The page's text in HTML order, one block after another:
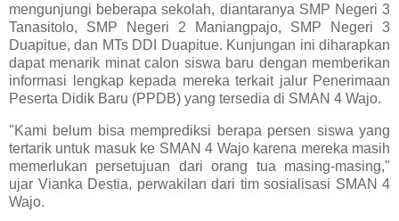
mengunjungi beberapa sekolah, diantaranya SMP Negeri 3
Tanasitolo, SMP Negeri 2 Maniangpajo, SMP Negeri 3
Duapitue, dan MTs DDI Duapitue. Kunjungan ini diharapkan
dapat menarik minat calon siswa baru dengan memberikan
informasi lengkap kepada mereka terkait jalur Penerimaan
Peserta Didik Baru (PPDB) yang tersedia di SMAN 4 Wajo.
"Kami belum bisa memprediksi berapa persen siswa yang
tertarik untuk masuk ke SMAN 4 Wajo karena mereka masih
memerlukan persetujuan dari orang tua masing-masing,"
ujar Vianka Destia, perwakilan dari tim sosialisasi SMAN 4
Wajo.